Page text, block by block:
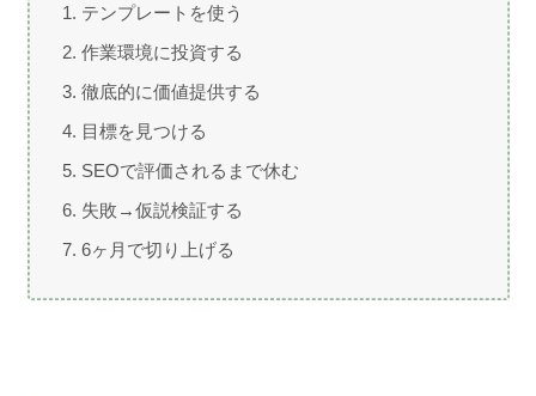
テンプレートを使う
作業環境に投資する
徹底的に価値提供する
目標を見つける
SEOで評価されるまで休む
失敗→仮説検証する
6ヶ月で切り上げる